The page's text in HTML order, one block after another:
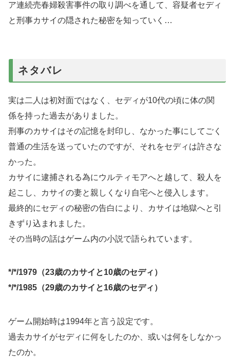
ア連続売春婦殺害事件の取り調べを通して、容疑者セディ
と刑事カサイの隠された秘密を知っていく…
ネタバレ
実は二人は初対面ではなく、セディが10代の頃に体の関
係を持った過去がありました。
刑事のカサイはその記憶を封印し、なかった事にしてごく
普通の生活を送っていたのですが、それをセディは許さな
かった。
カサイに逮捕される為にウルティモアへと越して、殺人を
起こし、カサイの妻と親しくなり自宅へと侵入します。
最終的にセディの秘密の告白により、カサイは地獄へと引
きずり込まれました。
その当時の話はゲーム内の小説で語られています。
*/*/1979（23歳のカサイと10歳のセディ）
*/*/1985（29歳のカサイと16歳のセディ）
ゲーム開始時は1994年と言う設定です。
過去カサイがセディに何をしたのか、或いは何をしなかっ
たのか。